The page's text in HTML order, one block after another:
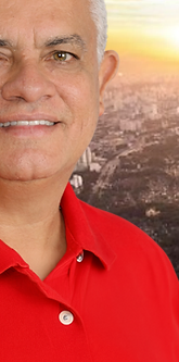
Jorge do Carmo
16 membros
Mídia